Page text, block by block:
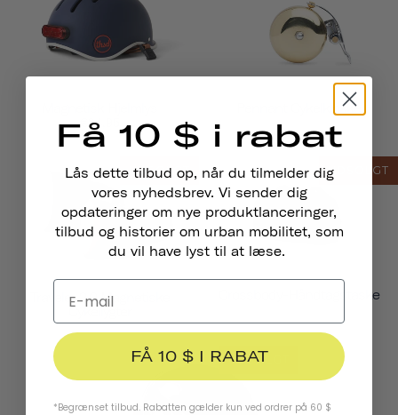
€24,95
Pennant Cykelklokke
UDSOLGT
Traveler 2.0 Magnetiske
Cykellygter
UDSOLGT
Crossbody-Håndtagstaske
UDSOLGT
Få 10 $ i rabat
Lås dette tilbud op, når du tilmelder dig
vores nyhedsbrev. Vi sender dig
opdateringer om nye produktlanceringer,
tilbud og historier om urban mobilitet, som
du vil have lyst til at læse.
FÅ 10 $ I RABAT
*Begrænset tilbud. Rabatten gælder kun ved ordrer på 60 $